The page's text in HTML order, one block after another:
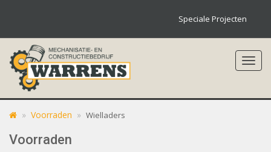
Speciale Projecten
» Voorraden » Wielladers
Voorraden